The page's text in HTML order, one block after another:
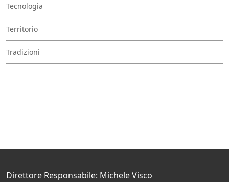
Tecnologia
Territorio
Tradizioni
Direttore Responsabile: Michele Visco